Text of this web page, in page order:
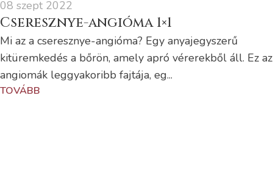
08 szept 2022
Cseresznye-angióma 1×1
Mi az a cseresznye-angióma? Egy anyajegyszerű
kitüremkedés a bőrön, amely apró vérerekből áll. Ez az
angiomák leggyakoribb fajtája, eg...
TOVÁBB